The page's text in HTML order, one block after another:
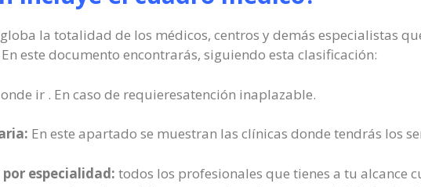
la totalidad de los médicos, centros y demás especialistas
este documento encontrarás, siguiendo esta clasificación:
ir . En caso de requieresatención inaplazable.
En este apartado se muestran las clínicas donde tendrás los
especialidad: todos los profesionales que tienes a tu alcance